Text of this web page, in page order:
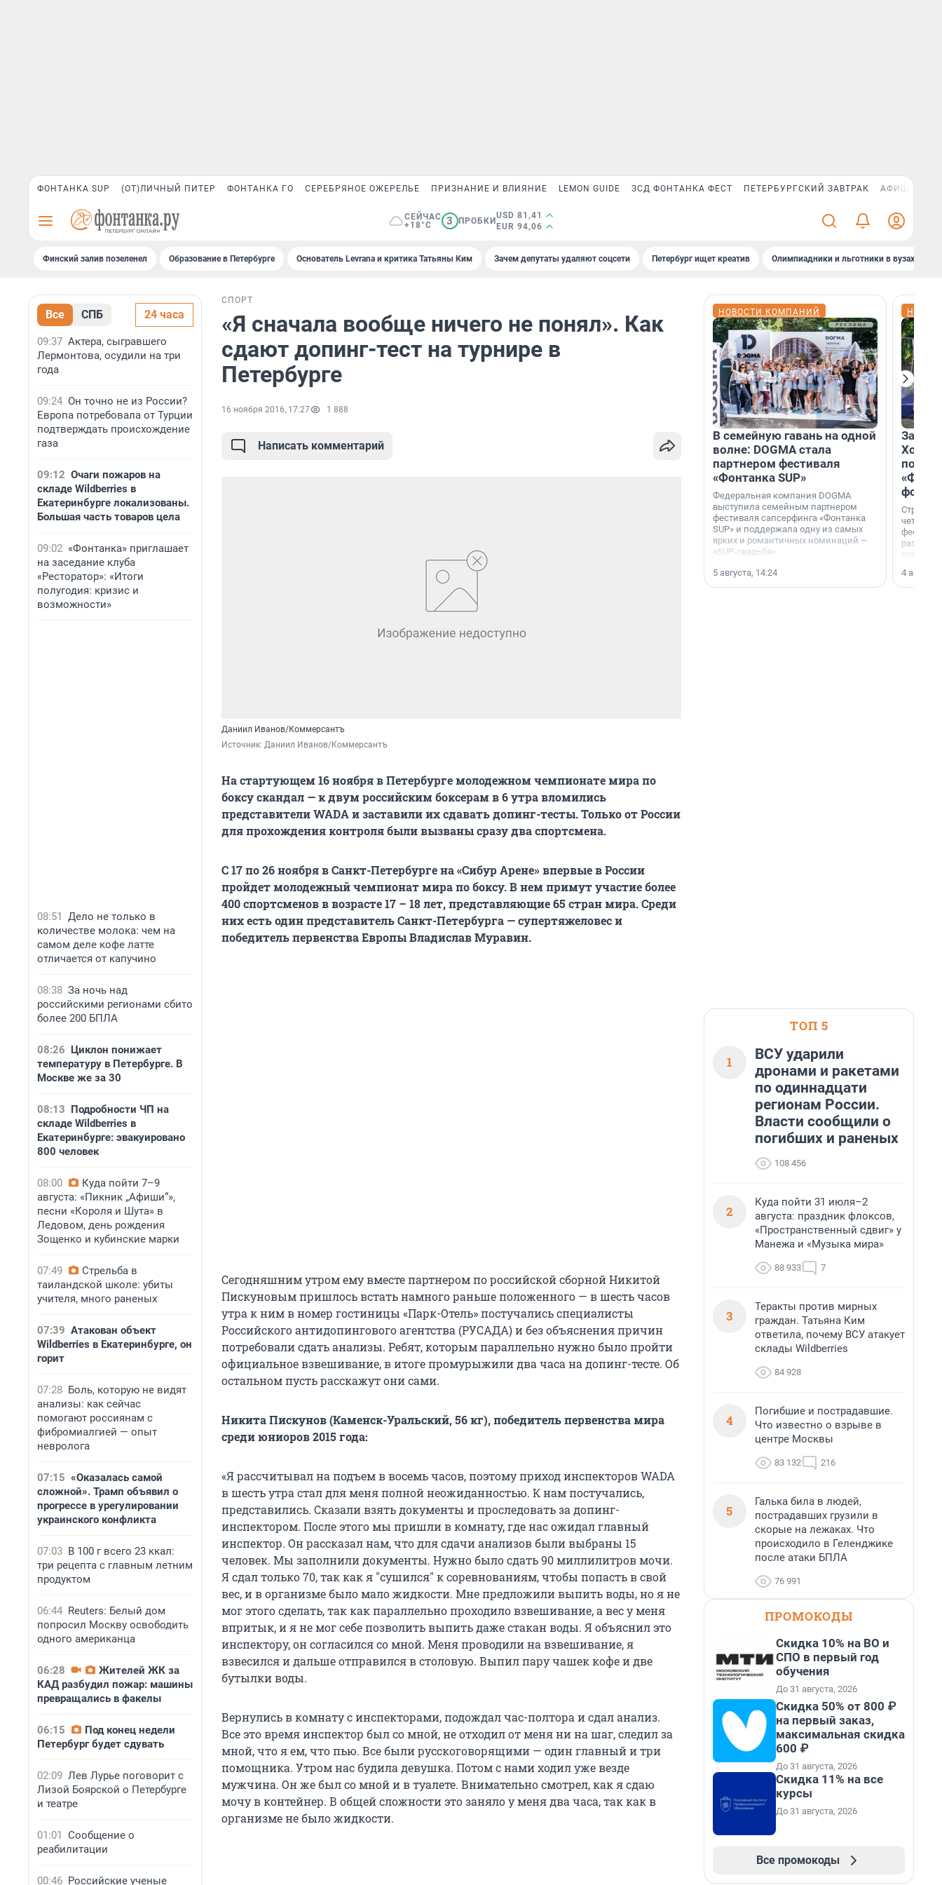
ФОНТАНКА SUP (ОТ)ЛИЧНЫЙ ПИТЕР ФОНТАНКА ГО СЕРЕБРЯНОЕ ОЖЕРЕЛЬЕ ПРИЗНАНИЕ И ВЛИЯНИЕ LEMON GUIDE ЗСД ФОНТАНКА ФЕСТ ПЕТЕРБУРГСКИЙ ЗАВТРАК АФИША PLUS
СЕЙЧАС
+18°C
3 ПРОБКИ
USD 81,41
EUR 94,06
Финский залив позеленел Образование в Петербурге Основатель Levrana и критика Татьяны Ким Зачем депутаты удаляют соцсети Петербург ищет креатив Олимпиадники и льготники в вузах СПб
Все СПБ 24 часа
09:37 Актера, сыгравшего
Лермонтова, осудили на три
года
09:24 Он точно не из России?
Европа потребовала от Турции
подтверждать происхождение
газа
09:12 Очаги пожаров на
складе Wildberries в
Екатеринбурге локализованы.
Большая часть товаров цела
09:02 «Фонтанка» приглашает
на заседание клуба
«Ресторатор»: «Итоги
полугодия: кризис и
возможности»
08:51 Дело не только в
количестве молока: чем на
самом деле кофе латте
отличается от капучино
08:38 За ночь над
российскими регионами сбито
более 200 БПЛА
08:26 Циклон понижает
температуру в Петербурге. В
Москве же за 30
08:13 Подробности ЧП на
складе Wildberries в
Екатеринбурге: эвакуировано
800 человек
08:00
Куда пойти 7–9
августа: «Пикник „Афиши“»,
песни «Короля и Шута» в
Ледовом, день рождения
Зощенко и кубинские марки
07:49
Стрельба в
таиландской школе: убиты
учителя, много раненых
07:39 Атакован объект
Wildberries в Екатеринбурге, он
горит
07:28 Боль, которую не видят
анализы: как сейчас
помогают россиянам с
фибромиалгией — опыт
невролога
07:15 «Оказалась самой
сложной». Трамп объявил о
прогрессе в урегулировании
украинского конфликта
07:03 В 100 г всего 23 ккал:
три рецепта с главным летним
продуктом
06:44 Reuters: Белый дом
попросил Москву освободить
одного американца
06:28
Жителей ЖК за
КАД разбудил пожар: машины
превращались в факелы
06:15
Под конец недели
Петербург будет сдувать
02:09 Лев Лурье поговорит с
Лизой Боярской о Петербурге
и театре
01:01 Сообщение о
реабилитации
00:46 Российские ученые
СПОРТ
«Я сначала вообще ничего не понял». Как
сдают допинг-тест на турнире в
Петербурге
16 ноября 2016, 17:27 1 888
Написать комментарий
Даниил Иванов/Коммерсантъ
Источник: Даниил Иванов/Коммерсантъ
На стартующем 16 ноября в Петербурге молодежном чемпионате мира по
боксу скандал — к двум российским боксерам в 6 утра вломились
представители WADA и заставили их сдавать допинг-тесты. Только от России
для прохождения контроля были вызваны сразу два спортсмена.
С 17 по 26 ноября в Санкт-Петербурге на «Сибур Арене» впервые в России
пройдет молодежный чемпионат мира по боксу. В нем примут участие более
400 спортсменов в возрасте 17 – 18 лет, представляющие 65 стран мира. Среди
них есть один представитель Санкт-Петербурга — супертяжеловес и
победитель первенства Европы Владислав Муравин.
Сегодняшним утром ему вместе партнером по российской сборной Никитой
Пискуновым пришлось встать намного раньше положенного — в шесть часов
утра к ним в номер гостиницы «Парк-Отель» постучались специалисты
Российского антидопингового агентства (РУСАДА) и без объяснения причин
потребовали сдать анализы. Ребят, которым параллельно нужно было пройти
официальное взвешивание, в итоге промурыжили два часа на допинг-тесте. Об
остальном пусть расскажут они сами.
Никита Пискунов (Каменск-Уральский, 56 кг), победитель первенства мира
среди юниоров 2015 года:
«Я рассчитывал на подъем в восемь часов, поэтому приход инспекторов WADA
в шесть утра стал для меня полной неожиданностью. К нам постучались,
представились. Сказали взять документы и проследовать за допинг-
инспектором. После этого мы пришли в комнату, где нас ожидал главный
инспектор. Он рассказал нам, что для сдачи анализов были выбраны 15
человек. Мы заполнили документы. Нужно было сдать 90 миллилитров мочи.
Я сдал только 70, так как я "сушился" к соревнованиям, чтобы попасть в свой
вес, и в организме было мало жидкости. Мне предложили выпить воды, но я не
мог этого сделать, так как параллельно проходило взвешивание, а вес у меня
впритык, и я не мог себе позволить выпить даже стакан воды. Я объяснил это
инспектору, он согласился со мной. Меня проводили на взвешивание, я
взвесился и дальше отправился в столовую. Выпил пару чашек кофе и две
бутылки воды.
Вернулись в комнату с инспекторами, подождал час-полтора и сдал анализ.
Все это время инспектор был со мной, не отходил от меня ни на шаг, следил за
мной, что я ем, что пью. Все были русскоговорящими — один главный и три
помощника. Утром нас будила девушка. Потом с нами ходил уже везде
мужчина. Он же был со мной и в туалете. Внимательно смотрел, как я сдаю
мочу в контейнер. В общей сложности это заняло у меня два часа, так как в
организме не было жидкости.
НОВОСТИ КОМПАНИЙ
В семейную гавань на одной
волне: DOGMA стала
партнером фестиваля
«Фонтанка SUP»
Федеральная компания DOGMA
выступила семейным партнером
фестиваля сапсерфинга «Фонтанка
SUP» и поддержала одну из самых
ярких и романтичных номинаций —
«SUP-свадьба».
5 августа, 14:24
раз
4
ТОП 5
1
ВСУ ударили
дронами и ракетами
по одиннадцати
регионам России.
Власти сообщили о
погибших и раненых
108 456
2
Куда пойти 31 июля–2
августа: праздник флоксов,
«Пространственный сдвиг» у
Манежа и «Музыка мира»
88 933 7
3
Теракты против мирных
граждан. Татьяна Ким
ответила, почему ВСУ атакует
склады Wildberries
84 928
4
Погибшие и пострадавшие.
Что известно о взрыве в
центре Москвы
83 132 216
5
Галька била в людей,
пострадавших грузили в
скорые на лежаках. Что
происходило в Геленджике
после атаки БПЛА
76 991
ПРОМОКОДЫ
Скидка 10% на ВО и
СПО в первый год
обучения
До 31 августа, 2026
Скидка 50% от 800 ₽
на первый заказ,
максимальная скидка
600 ₽
До 31 августа, 2026
Скидка 11% на все
курсы
До 31 августа, 2026
Все промокоды